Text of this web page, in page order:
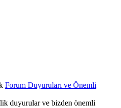
Forum Duyuruları ve Önemli
duyurular ve bizden önemli